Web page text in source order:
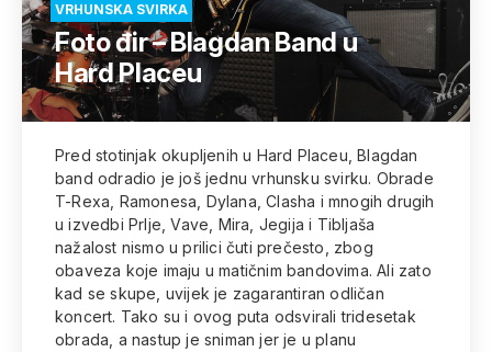
VRHUNSKA SVIRKA
Foto đir – Blagdan Band u
Hard Placeu
Pred stotinjak okupljenih u Hard Placeu, Blagdan
band odradio je još jednu vrhunsku svirku. Obrade
T-Rexa, Ramonesa, Dylana, Clasha i mnogih drugih
u izvedbi Prlje, Vave, Mira, Jegija i Tibljaša
nažalost nismo u prilici čuti prečesto, zbog
obaveza koje imaju u matičnim bandovima. Ali zato
kad se skupe, uvijek je zagarantiran odličan
koncert. Tako su i ovog puta odsvirali tridesetak
obrada, a nastup je sniman jer je u planu